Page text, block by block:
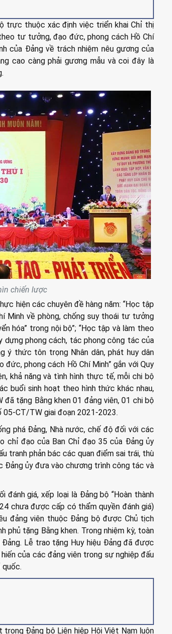
trực thuộc xác định việc triển khai Chỉ thị
tư tưởng, đạo đức, phong cách Hồ Chí
của Đảng về trách nhiệm nêu gương của
cao càng phải gương mẫu và coi đây là
chiến lược
hiện các chuyên đề hàng năm: “Học tập
Minh về phòng, chống suy thoái tư tưởng
hóa” trong nội bộ”; “Học tập và làm theo
dựng phong cách, tác phong công tác của
ý thức tôn trọng Nhân dân, phát huy dân
phong cách Hồ Chí Minh” gắn với Quy
khả năng và tình hình thực tế, mỗi chi bộ
buổi sinh hoạt theo hình thức khác nhau,
tặng Bằng khen 01 đảng viên, 01 chi bộ
05-CT/TW giai đoạn 2021-2023.
phá Đảng, Nhà nước, chế độ đối với các
đạo của Ban Chỉ đạo 35 của Đảng ủy
tranh phản bác các quan điểm sai trái, thù
Đảng ủy đưa vào chương trình công tác và
đánh giá, xếp loại là Đảng bộ “Hoàn thành
chưa được cấp có thẩm quyền đánh giá)
đảng viên thuộc Đảng bộ được Chủ tịch
phủ tặng Bằng khen. Trong nhiệm kỳ, toàn
Lễ trao tặng Huy hiệu Đảng đã được
của các đảng viên trong sự nghiệp đấu
quốc.
Đảng bộ Liên hiệp Hội Việt Nam luôn